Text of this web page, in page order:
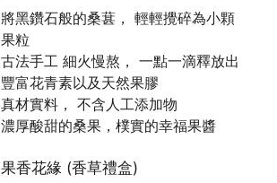
將黑鑽石般的桑葚， 輕輕攪碎為小顆
果粒
古法手工 細火慢熬， 一點一滴釋放出
豐富花青素以及天然果膠
真材實料， 不含人工添加物
濃厚酸甜的桑果，樸實的幸福果醬
果香花緣 (香草禮盒)